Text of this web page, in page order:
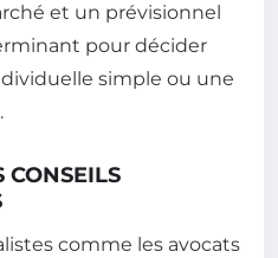
et un prévisionnel
pour décider
simple ou une
CONSEILS
comme les avocats